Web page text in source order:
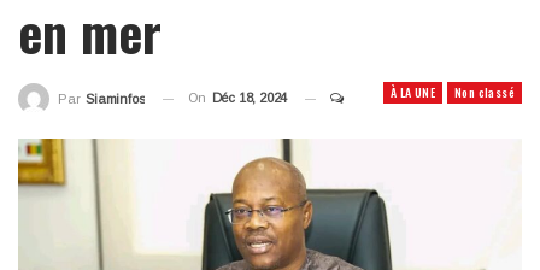
en mer
À LA UNE Non classé
Par Siaminfos On Déc 18, 2024